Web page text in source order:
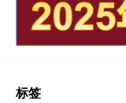
标签